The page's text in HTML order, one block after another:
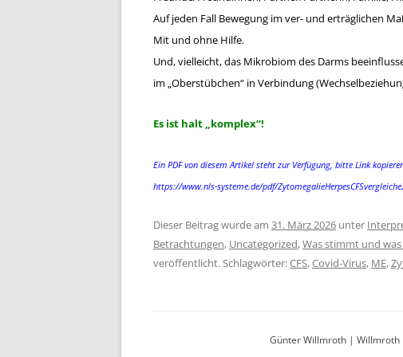
Auf jeden Fall Bewegung im ver- und erträglichen
Mit und ohne Hilfe.
Und, vielleicht, das Mikrobiom des Darms
im „Oberstübchen“ in Verbindung
Es ist halt „komplex“!
Ein PDF von diesem Artikel steht zur Verfügung, bitte Link
https://www.nls-systeme.de/pdf/
Dieser Beitrag wurde am 31. März 2026 unter
Betrachtungen, Uncategorized,Was stimmt und
veröffentlicht. Schlagwörter:CFS,Covid-Virus, ME,
Günter Willmroth | Willmroth